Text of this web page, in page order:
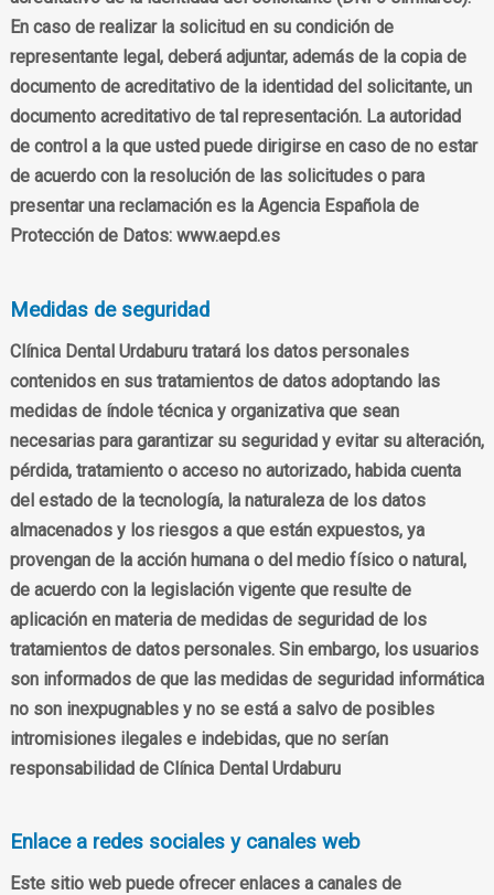
En caso de realizar la solicitud en su condición de
representante legal, deberá adjuntar, además de la copia de
documento de acreditativo de la identidad del solicitante, un
documento acreditativo de tal representación. La autoridad
de control a la que usted puede dirigirse en caso de no estar
de acuerdo con la resolución de las solicitudes o para
presentar una reclamación es la Agencia Española de
Protección de Datos: www.aepd.es
Medidas de seguridad
Clínica Dental Urdaburu tratará los datos personales
contenidos en sus tratamientos de datos adoptando las
medidas de índole técnica y organizativa que sean
necesarias para garantizar su seguridad y evitar su alteración,
pérdida, tratamiento o acceso no autorizado, habida cuenta
del estado de la tecnología, la naturaleza de los datos
almacenados y los riesgos a que están expuestos, ya
provengan de la acción humana o del medio físico o natural,
de acuerdo con la legislación vigente que resulte de
aplicación en materia de medidas de seguridad de los
tratamientos de datos personales. Sin embargo, los usuarios
son informados de que las medidas de seguridad informática
no son inexpugnables y no se está a salvo de posibles
intromisiones ilegales e indebidas, que no serían
responsabilidad de Clínica Dental Urdaburu
Enlace a redes sociales y canales web
Este sitio web puede ofrecer enlaces a canales de